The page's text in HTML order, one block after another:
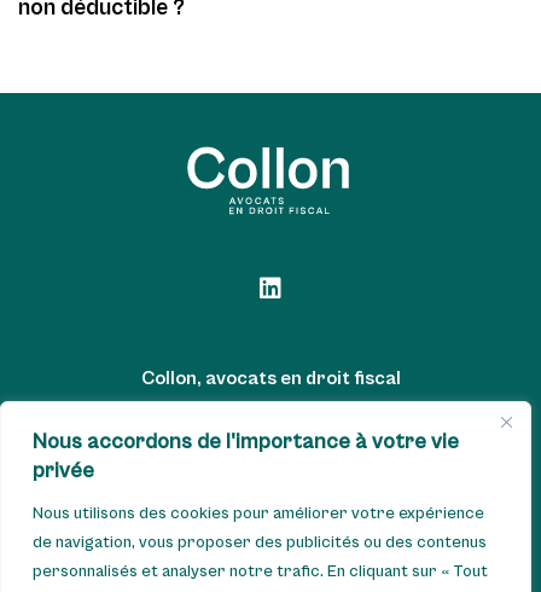
Nous accordons de l'importance à votre vie
privée
Nous utilisons des cookies pour améliorer votre expérience
de navigation, vous proposer des publicités ou des contenus
personnalisés et analyser notre trafic. En cliquant sur « Tout
non déductible ?
Collon, avocats en droit fiscal
Avenue Winston Churchill, 79/25 – 1180 Uccle - Tel : +32 2 880
TVA : BE0833.413.310 - IBAN : BE65 7512 0735 2896 -
AXABBE22